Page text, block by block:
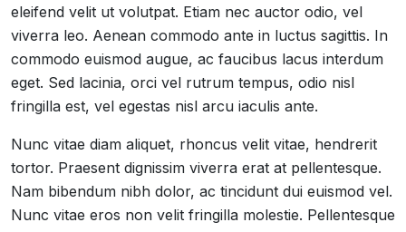
eleifend velit ut volutpat. Etiam nec auctor odio, vel
viverra leo. Aenean commodo ante in luctus sagittis. In
commodo euismod augue, ac faucibus lacus interdum
eget. Sed lacinia, orci vel rutrum tempus, odio nisl
fringilla est, vel egestas nisl arcu iaculis ante.
Nunc vitae diam aliquet, rhoncus velit vitae, hendrerit
tortor. Praesent dignissim viverra erat at pellentesque.
Nam bibendum nibh dolor, ac tincidunt dui euismod vel.
Nunc vitae eros non velit fringilla molestie. Pellentesque